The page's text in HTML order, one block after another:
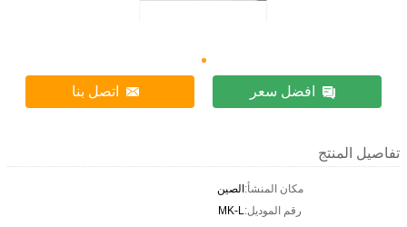
افضل سعر اتصل بنا
تفاصيل المنتج
مكان المنشأ:الصين
رقم الموديل:MK-L